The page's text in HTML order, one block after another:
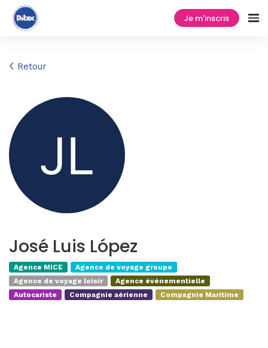
Je m'inscris
Retour
José Luis López
Agence MICE
Agence de voyage groupe
Agence de voyage loisir
Agence événementielle
Autocariste
Compagnie aérienne Compagnie Maritime